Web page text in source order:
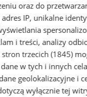
Nowe
oraz do
IP, unikalne
i treści, analizy
trzecich (1845)
w tych i innych
geolokalizacyjne i
wyłącznie tej